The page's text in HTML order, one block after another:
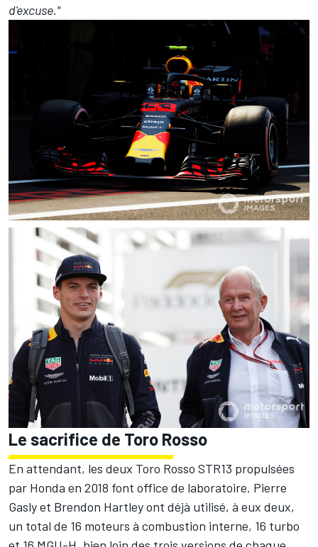
d'excuse."
Le sacrifice de Toro Rosso
En attendant, les deux Toro Rosso STR13 propulsées
par Honda en 2018 font office de laboratoire. Pierre
Gasly et Brendon Hartley ont déjà utilisé, à eux deux,
un total de 16 moteurs à combustion interne, 16 turbo